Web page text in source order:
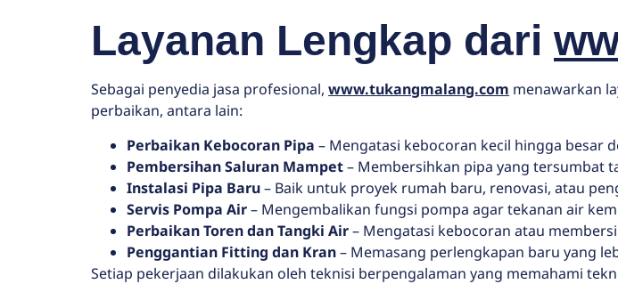
Layanan Lengkap dari
Sebagai penyedia jasa profesional, www.tukangmalang.com menawarkan
perbaikan, antara lain:
Perbaikan Kebocoran Pipa – Mengatasi kebocoran kecil hingga besar
Pembersihan Saluran Mampet– Membersihkan pipa yang tersumbat
Instalasi Pipa Baru– Baik untuk proyek rumah baru, renovasi, atau
Servis Pompa Air– Mengembalikan fungsi pompa agar tekanan air
Perbaikan Toren dan Tangki Air– Mengatasi kebocoran atau
Penggantian Fitting dan Kran– Memasang perlengkapan baru yang
Setiap pekerjaan dilakukan oleh teknisi berpengalaman yang memahami